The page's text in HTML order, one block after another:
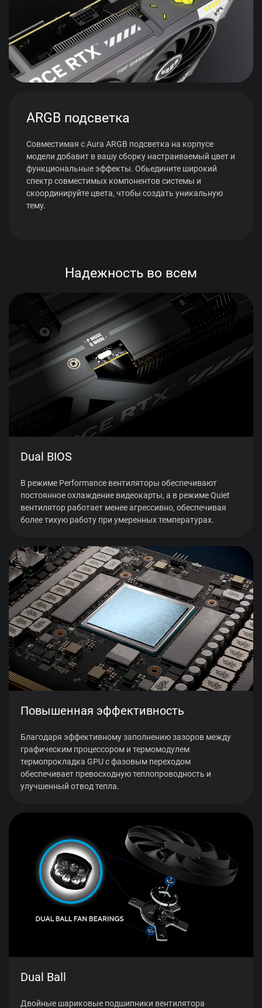
ARGB подсветка
Совместимая с Aura ARGB подсветка на корпусе
модели добавит в вашу сборку настраиваемый цвет и
функциональные эффекты. Обьедините широкий
спектр совместимых компонентов системы и
скоординируйте цвета, чтобы создать уникальную
тему.
Надежность во всем
Dual BIOS
В режиме Performance вентиляторы обеспечивают
постоянное охлаждение видеокарты, а в режиме Quiet
вентилятор работает менее агрессивно, обеспечивая
более тихую работу при умеренных температурах.
Повышенная эффективность
Благодаря эффективному заполнению зазоров между
графическим процессором и термомодулем
термопрокладка GPU с фазовым переходом
обеспечивает превосходную теплопроводность и
улучшенный отвод тепла.
Dual Ball
Двойные шариковые подшипники вентилятора